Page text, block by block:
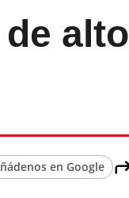
alto
en Google